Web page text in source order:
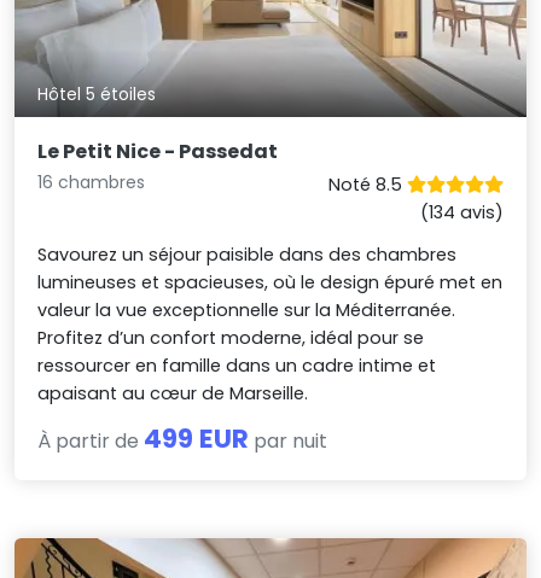
Hôtel 5 étoiles
Le Petit Nice - Passedat
16 chambres
Noté 8.5
(134 avis)
Savourez un séjour paisible dans des chambres
lumineuses et spacieuses, où le design épuré met en
valeur la vue exceptionnelle sur la Méditerranée.
Profitez d’un confort moderne, idéal pour se
ressourcer en famille dans un cadre intime et
apaisant au cœur de Marseille.
À partir de 499 EUR par nuit